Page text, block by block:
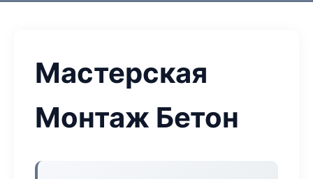
Мастерская
Монтаж Бетон